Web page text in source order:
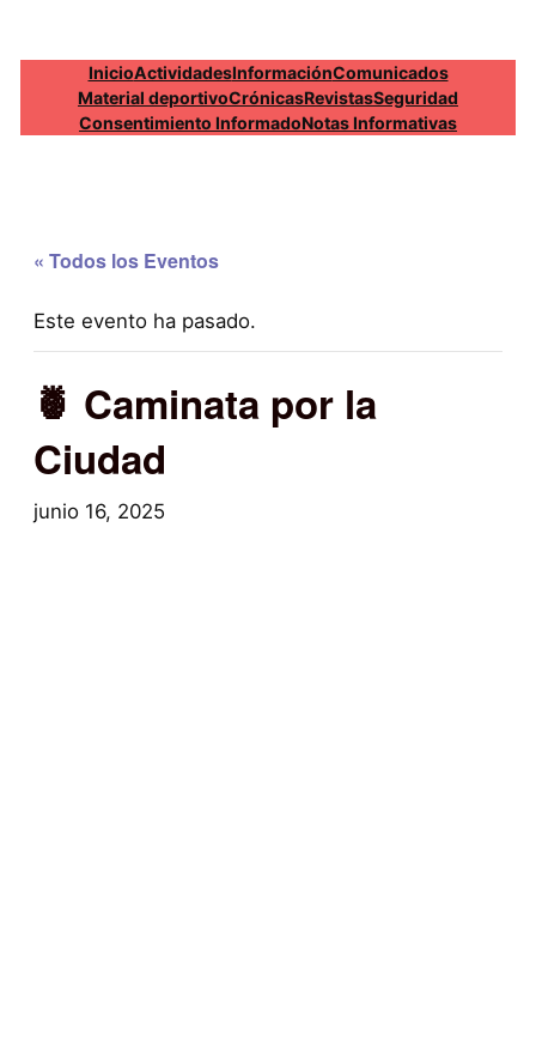
InicioActividadesInformaciónComunicados
Material deportivoCrónicasRevistasSeguridad
Consentimiento InformadoNotas Informativas
« Todos los Eventos
Este evento ha pasado.
🍍 Caminata por la
Ciudad
junio 16, 2025